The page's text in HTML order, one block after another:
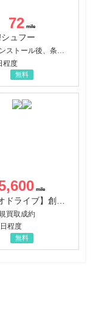
72
ュフー
条件 : インストール後、条件達成
程度
無料
買取成約
程度
無料